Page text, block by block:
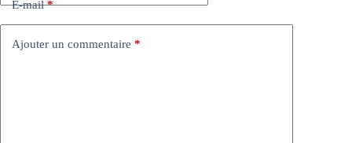
E-mail*
Ajouter un commentaire *